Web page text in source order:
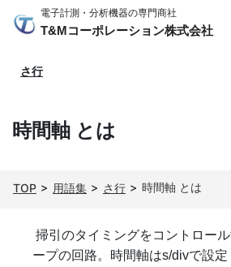
電子計測・分析機器の専門商社
T&Mコーポレーション株式会社
さ行
時間軸 とは
TOP 用語集 さ行 時間軸 とは
掃引のタイミングをコントロー
ープの回路。時間軸はs/divで設定